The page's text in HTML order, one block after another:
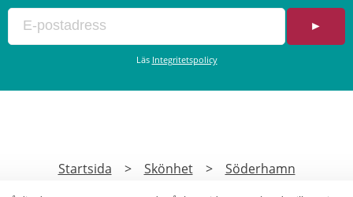
►
Läs Integritetspolicy
Startsida > Skönhet > Söderhamn